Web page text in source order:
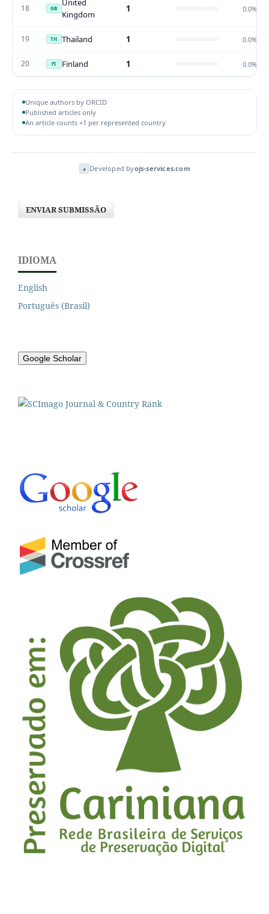
18 GB
United
Kingdom
1 0.0%
19 TH Thailand 1 0.0%
20 FI Finland 1 0.0%
Unique authors by ORCID
Published articles only
An article counts +1 per represented country
♦ Developed byojs-services.com
ENVIAR SUBMISSÃO
IDIOMA
English
Português (Brasil)
Google Scholar